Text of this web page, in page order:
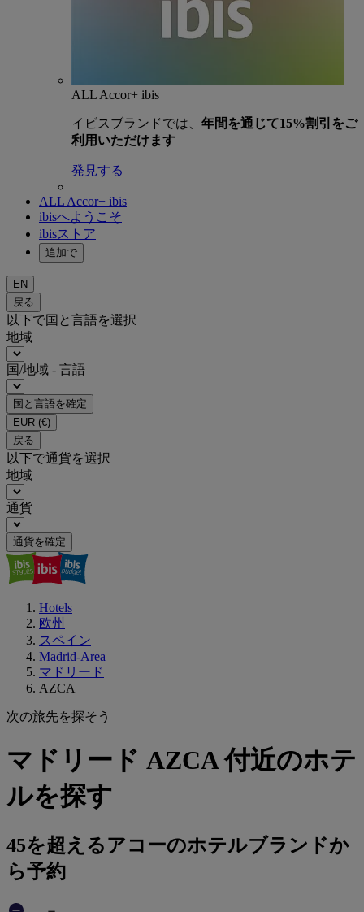
ALL Accor+ ibis
イビスブランドでは、 年間を通じて15%割引をご
利用いただけます
発見する
ALL Accor+ ibis
ibisへようこそ
ibisストア
追加で
EN
戻る
以下で国と言語を選択
地域
国/地域 - 言語
国と言語を確定
EUR (€)
戻る
以下で通貨を選択
地域
通貨
通貨を確定
Hotels
欧州
スペイン
Madrid-Area
マドリード
AZCA
次の旅先を探そう
マドリード AZCA 付近のホテ
ルを探す
45を超えるアコーのホテルブランドか
ら予約